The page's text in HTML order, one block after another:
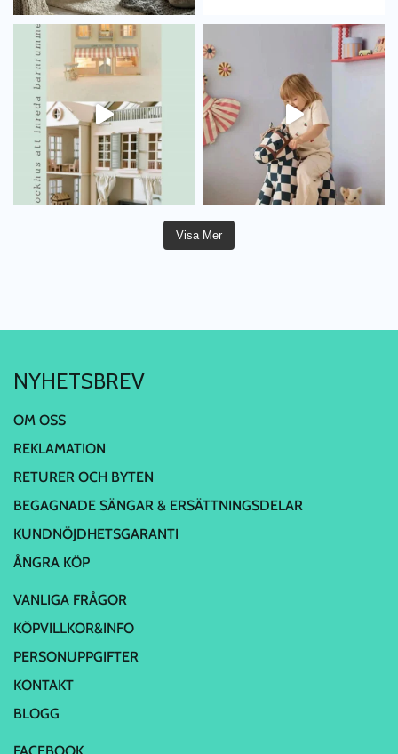
Visa Mer
NYHETSBREV
OM OSS
REKLAMATION
RETURER OCH BYTEN
BEGAGNADE SÄNGAR & ERSÄTTNINGSDELAR
KUNDNÖJDHETSGARANTI
ÅNGRA KÖP
VANLIGA FRÅGOR
KÖPVILLKOR&INFO
PERSONUPPGIFTER
KONTAKT
BLOGG